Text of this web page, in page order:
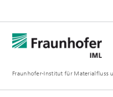
Fraunhofer-Institut für Materialfluss